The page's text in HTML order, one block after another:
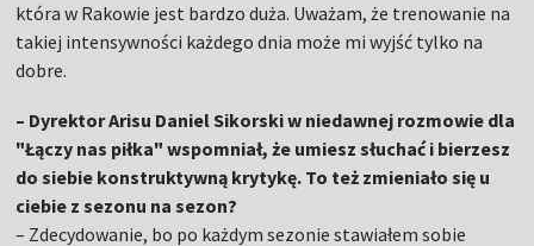
która w Rakowie jest bardzo duża. Uważam, że trenowanie na
takiej intensywności każdego dnia może mi wyjść tylko na
dobre.
– Dyrektor Arisu Daniel Sikorski w niedawnej rozmowie dla
"Łączy nas piłka" wspomniał, że umiesz słuchać i bierzesz
do siebie konstruktywną krytykę. To też zmieniało się u
ciebie z sezonu na sezon?
– Zdecydowanie, bo po każdym sezonie stawiałem sobie